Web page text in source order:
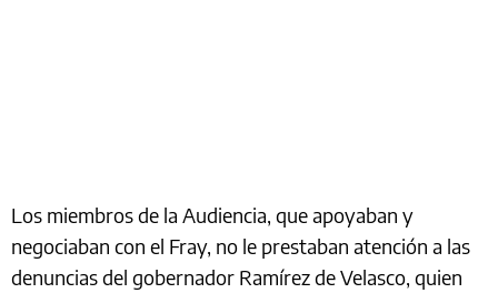
Los miembros de la Audiencia, que apoyaban y
negociaban con el Fray, no le prestaban atención a las
denuncias del gobernador Ramírez de Velasco, quien